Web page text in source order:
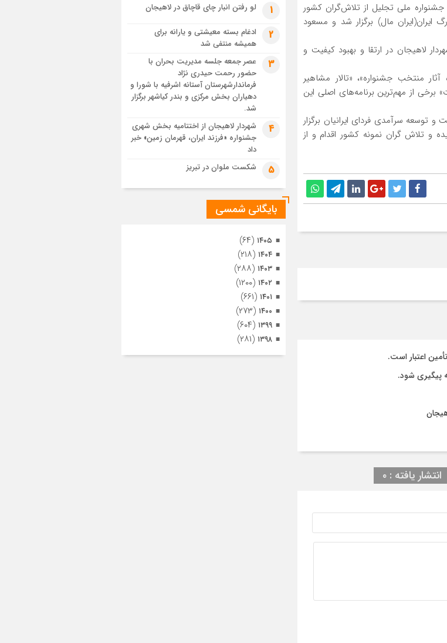
جشنواره ملی تجلیل از تلاش‌گران کشور
مال) برگزار شد و مسعود
لاهیجان در ارتقا و بهبود کیفیت و
منتخب جشنواره»، «تالار مشاهیر
از مهم‌ترین برنامه‌های اصلی این
سرآمدی فردای ایرانیان برگزار
و تلاش گران نمونه کشور اقدام و از
اعتبار است.
پیگیری شود.
انتشار یافته : ۰
آخر در آستان امام رئوف
تصاویر هوایی مراسم تشییع پیکر مطهر آقای
شهید ایران – مشهد
4 هفته قبل
مراسم تشییع پیکر مطهر آقای شهید ایران –
مشهد
تصاویری از تراکم جمعیت حاضر در میدان
ثورهالعشرین نجف اشرف
1 لو رفتن انبار چای قاچاق در لاهیجان
2
ادغام بسته معیشتی و یارانه برای
همیشه منتفی شد
3
عصر جمعه جلسه مدیریت بحران با
حضور رحمت حیدری نژاد
فرماندارشهرستان آستانه اشرفیه با شورا و
دهیاران بخش مرکزی و بندر کیاشهر برگزار
شد.
4
شهردار لاهیجان از اختتامیه بخش شهری
جشنواره «فرزند ایران، قهرمان زمین» خبر
داد
5 شکست ملوان در تبریز
بایگانی شمسی
۱۴۰۵ (۶۴)
۱۴۰۴ (۲۱۸)
۱۴۰۳ (۲۸۸)
۱۴۰۲ (۱۲۰۰)
۱۴۰۱ (۶۶۱)
۱۴۰۰ (۲۷۳)
۱۳۹۹ (۶۰۴)
۱۳۹۸ (۲۸۱)